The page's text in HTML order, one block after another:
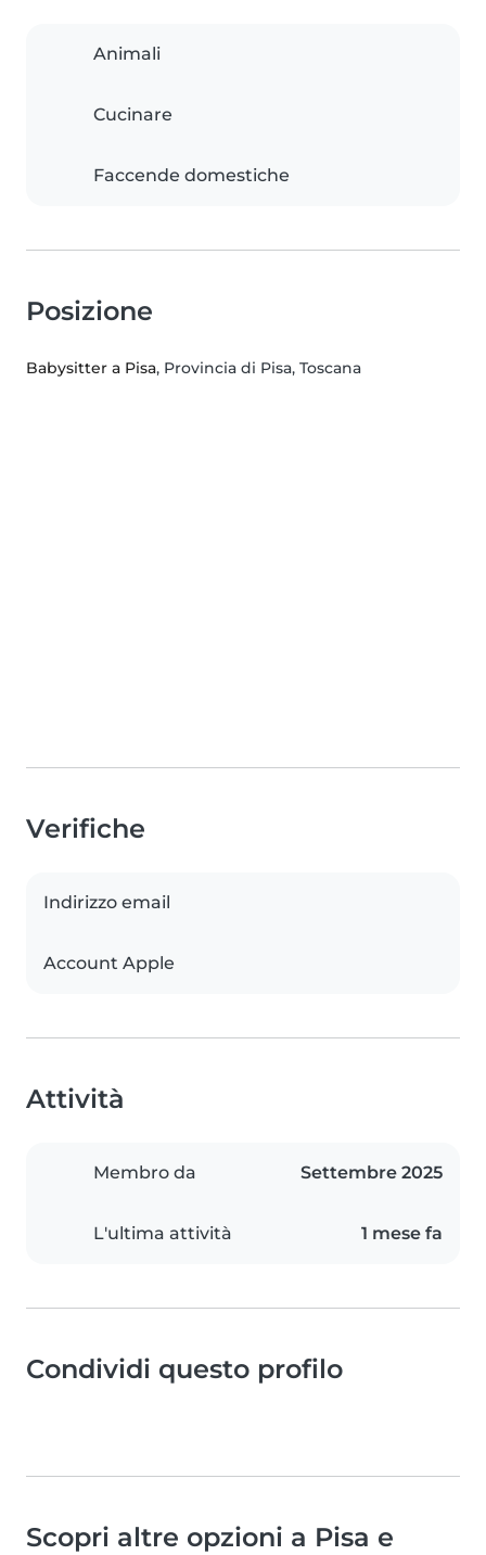
Animali
Cucinare
Faccende domestiche
Posizione
Babysitter a Pisa, Provincia di Pisa, Toscana
Verifiche
Indirizzo email
Account Apple
Attività
Membro da Settembre 2025
L'ultima attività 1 mese fa
Condividi questo profilo
Scopri altre opzioni a Pisa e